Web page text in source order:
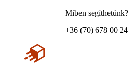
Miben segíthetünk?
+36 (70) 678 00 24